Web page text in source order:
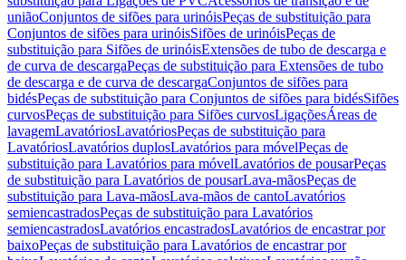
uniãoConjuntos de sifões para urinóisPeças de substituição para
Conjuntos de sifões para urinóisSifões de urinóisPeças de
substituição para Sifões de urinóisExtensões de tubo de descarga e
de curva de descargaPeças de substituição para Extensões de tubo
de descarga e de curva de descargaConjuntos de sifões para
bidésPeças de substituição para Conjuntos de sifões para bidésSifões
curvosPeças de substituição para Sifões curvosLigaçõesÁreas de
lavagemLavatóriosLavatóriosPeças de substituição para
LavatóriosLavatórios duplosLavatórios para móvelPeças de
substituição para Lavatórios para móvelLavatórios de pousarPeças
de substituição para Lavatórios de pousarLava-mãosPeças de
substituição para Lava-mãosLava-mãos de cantoLavatórios
semiencastradosPeças de substituição para Lavatórios
semiencastradosLavatórios encastradosLavatórios de encastrar por
baixoPeças de substituição para Lavatórios de encastrar por